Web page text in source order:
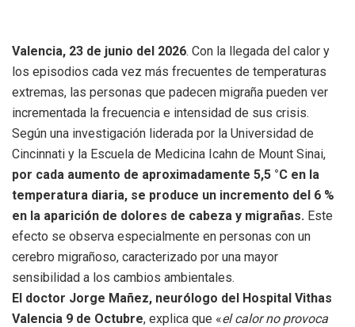
Valencia, 23 de junio del 2026. Con la llegada del calor y
los episodios cada vez más frecuentes de temperaturas
extremas, las personas que padecen migraña pueden ver
incrementada la frecuencia e intensidad de sus crisis.
Según una investigación liderada por la Universidad de
Cincinnati y la Escuela de Medicina Icahn de Mount Sinai,
por cada aumento de aproximadamente 5,5 °C en la
temperatura diaria, se produce un incremento del 6 %
en la aparición de dolores de cabeza y migrañas. Este
efecto se observa especialmente en personas con un
cerebro migrañoso, caracterizado por una mayor
sensibilidad a los cambios ambientales.
El doctor Jorge Mañez, neurólogo del Hospital Vithas
Valencia 9 de Octubre, explica que «el calor no provoca